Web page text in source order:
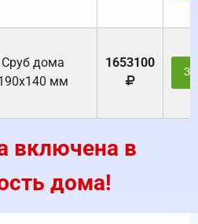
Cруб дома
мм
1653100
включена в
дома!